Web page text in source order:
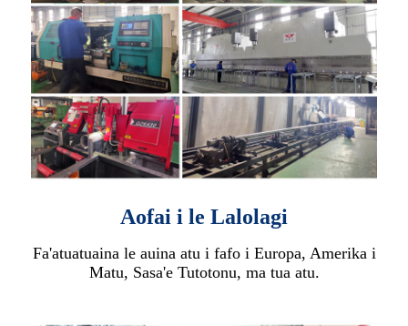
Aofai i le Lalolagi
Fa'atuatuaina le auina atu i fafo i Europa, Amerika i
Matu, Sasa'e Tutotonu, ma tua atu.